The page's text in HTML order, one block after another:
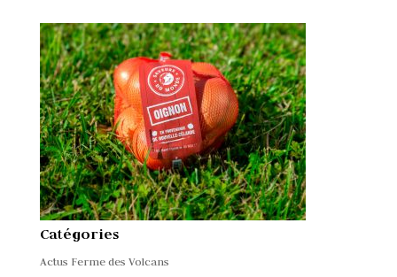
Catégories
Actus Ferme des Volcans